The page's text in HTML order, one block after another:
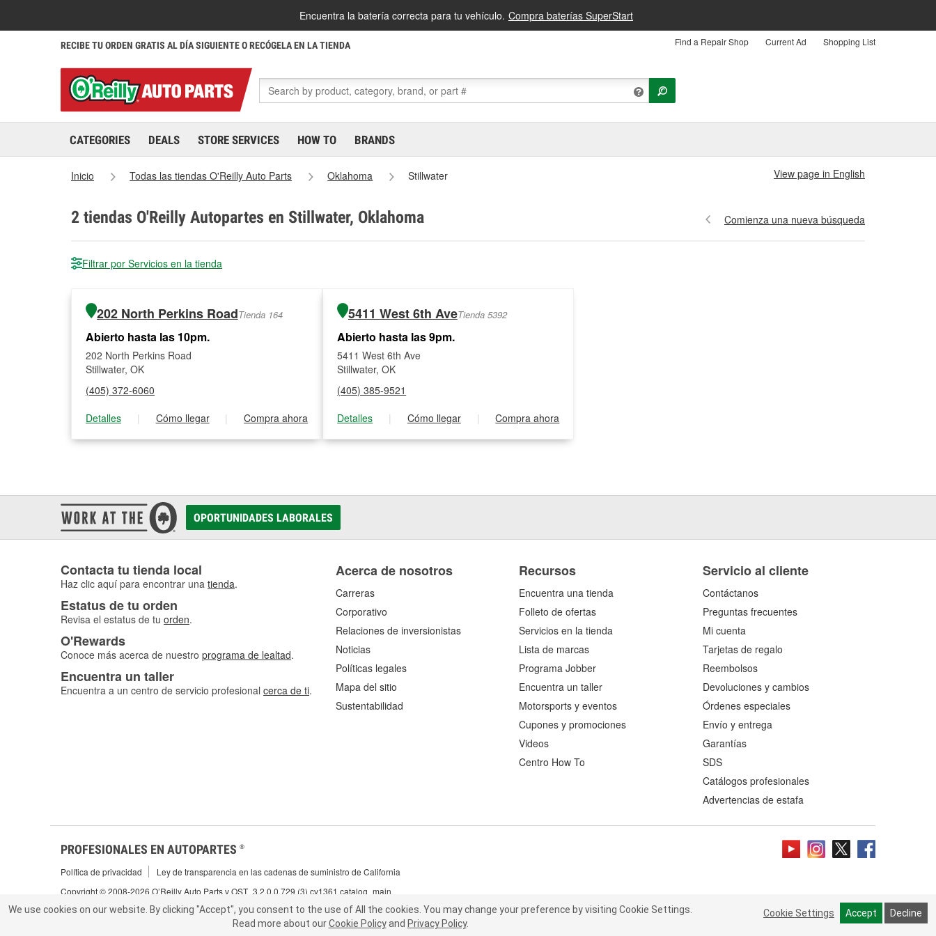
Encuentra la batería correcta para tu vehículo. Compra baterías SuperStart
RECIBE TU ORDEN GRATIS AL DÍA SIGUIENTE O RECÓGELA EN LA TIENDA Find a Repair Shop Current Ad Shopping List
CATEGORIES DEALS STORE SERVICES HOW TO BRANDS
Inicio Todas las tiendas O'Reilly Auto Parts Oklahoma Stillwater View page in English
2 tiendas O'Reilly Autopartes en Stillwater, Oklahoma Comienza una nueva búsqueda
Filtrar por Servicios en la tienda
202 North Perkins RoadTienda 164
Abierto hasta las 10pm.
202 North Perkins Road
Stillwater, OK
(405) 372-6060
Detalles
| Cómo llegar | Compra ahora
5411 West 6th AveTienda 5392
Abierto hasta las 9pm.
5411 West 6th Ave
Stillwater, OK
(405) 385-9521
Detalles
| Cómo llegar | Compra ahora
We use cookies on our website. By clicking "Accept", you consent to the use of All the cookies.You may change your preference by visiting Cookie Settings.
about ourCookie PolicyandPrivacy Policy
Cookie Settings Accept Decline
OPORTUNIDADES LABORALES
Contacta tu tienda local
Haz clic aquí para encontrar una tienda.
Estatus de tu orden
Revisa el estatus de tu orden.
O'Rewards
Conoce más acerca de nuestro programa de lealtad.
Encuentra un taller
Encuentra a un centro de servicio profesional cerca de ti.
Acerca de nosotros
Carreras
Corporativo
Relaciones de inversionistas
Noticias
Políticas legales
Mapa del sitio
Sustentabilidad
Recursos
Encuentra una tienda
Folleto de ofertas
Servicios en la tienda
Lista de marcas
Programa Jobber
Encuentra un taller
Motorsports y eventos
Cupones y promociones
Videos
Centro How To
Servicio al cliente
Contáctanos
Preguntas frecuentes
Mi cuenta
Tarjetas de regalo
Reembolsos
Devoluciones y cambios
Órdenes especiales
Envío y entrega
Garantías
SDS
Catálogos profesionales
Advertencias de estafa
PROFESIONALES EN AUTOPARTES ®
Política de privacidad
Ley de transparencia en las cadenas de suministro de California
Copyright © 2008-2026 O’Reilly Auto Parts v OST_3.2.0.0.729 (3) cv1361 catalog_main
We use cookies on our website. By clicking "Accept", you consent to the use of All the cookies. You may change your preference by visiting Cookie Settings.
Read more about our Cookie Policy and Privacy Policy.
Cookie Settings Accept Decline